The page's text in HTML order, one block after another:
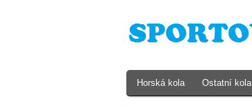
Horská kola Ostatní kola